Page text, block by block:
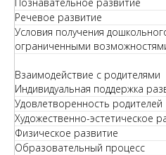
Речевое развитие
Условия получения
ограниченными
Взаимодействие с родителями
Индивидуальная поддержка
Удовлетворенность родителей
Художественно-эстетическое
Физическое развитие
Образовательный процесс